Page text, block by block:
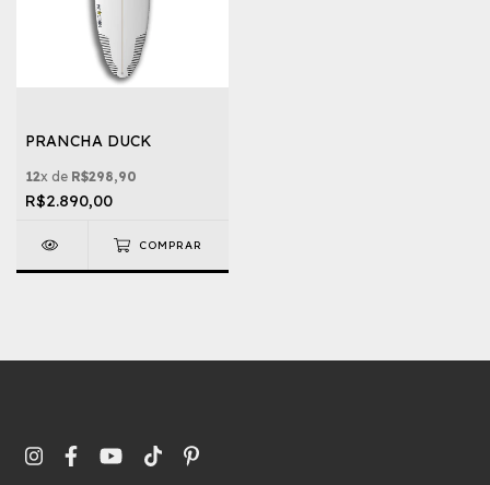
PRANCHA DUCK
12x de R$298,90
R$2.890,00
COMPRAR